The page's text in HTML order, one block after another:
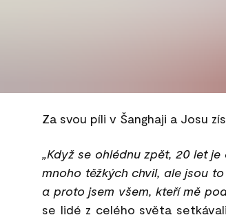
Za svou píli v Šanghaji a Josu
„Když se ohlédnu zpět, 20 let
mnoho těžkých chvil, ale jsou
a proto jsem všem, kteří mě
se lidé z celého světa